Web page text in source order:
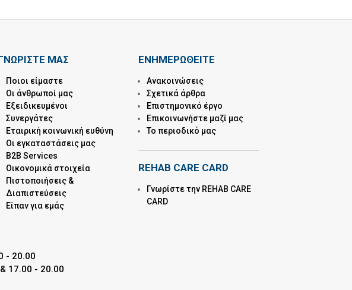
ΜΑΣ
Ποιοι είμαστε
Οι άνθρωποί μας
Εξειδικευμένοι
Συνεργάτες
Εταιρική κοινωνική ευθύνη
Οι εγκαταστάσεις μας
B2B Services
Οικονομικά στοιχεία
Πιστοποιήσεις &
Διαπιστεύσεις
Είπαν για εμάς
ΕΝΗΜΕΡΩΘΕΙΤΕ
Ανακοινώσεις
Σχετικά άρθρα
Επιστημονικό έργο
Επικοινωνήστε μαζί μας
Το περιοδικό μας
REHAB CARE CARD
Γνωρίστε την REHAB CARE
CARD
- 20.00
17.00 - 20.00